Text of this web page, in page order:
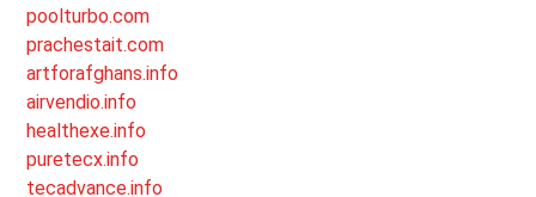
poolturbo.com
prachestait.com
artforafghans.info
airvendio.info
healthexe.info
puretecx.info
tecadvance.info